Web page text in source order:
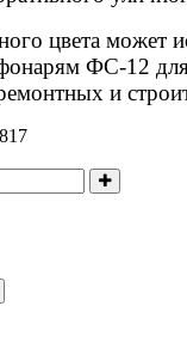
цвета может
фонарям ФС-12
и